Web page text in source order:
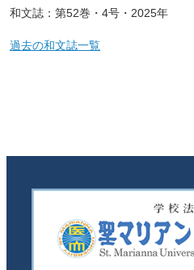
和文誌：第52巻・4号・2025年
過去の和文誌一覧